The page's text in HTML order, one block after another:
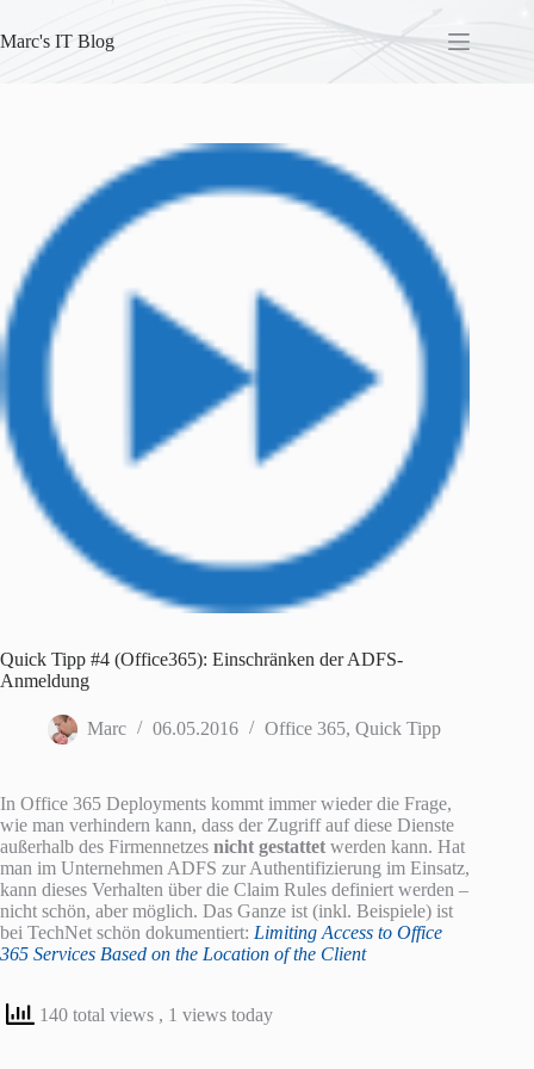
to
content
Marc's IT Blog
Quick Tipp #4 (Office365): Einschränken der ADFS-
Anmeldung
Marc 06.05.2016 Office 365, Quick Tipp
In Office 365 Deployments kommt immer wieder die Frage,
wie man verhindern kann, dass der Zugriff auf diese Dienste
außerhalb des Firmennetzes nicht gestattet werden kann. Hat
man im Unternehmen ADFS zur Authentifizierung im Einsatz,
kann dieses Verhalten über die Claim Rules definiert werden –
nicht schön, aber möglich. Das Ganze ist (inkl. Beispiele) ist
bei TechNet schön dokumentiert: Limiting Access to Office
365 Services Based on the Location of the Client
140 total views , 1 views today